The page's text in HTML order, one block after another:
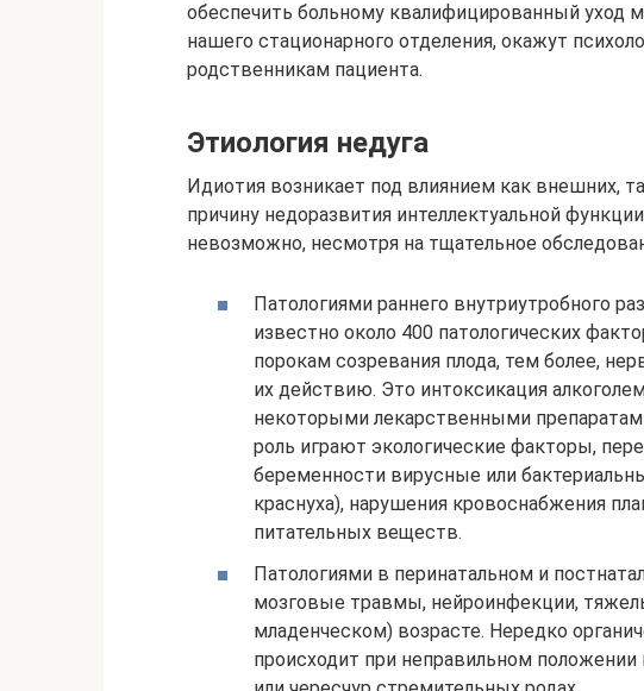
обеспечить больному квалифицированный уход
нашего стационарного отделения, окажут
родственникам пациента.
Этиология недуга
Идиотия возникает под влиянием как внешних,
причину недоразвития интеллектуальной
невозможно, несмотря на тщательное
Патологиями раннего внутриутробного
известно около 400 патологических
порокам созревания плода, тем более,
их действию. Это интоксикация
некоторыми лекарственными
роль играют экологические факторы,
беременности вирусные или
краснуха), нарушения кровоснабжения
питательных веществ.
Патологиями в перинатальном и
мозговые травмы, нейроинфекции,
младенческом) возрасте. Нередко
происходит при неправильном